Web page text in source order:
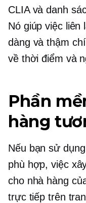
CLIA và danh
Nó giúp việc liên
dàng và thậm
về thời điểm và
Phần
hàng
Nếu bạn sử
phù hợp, việc
cho nhà hàng
trực tiếp trên